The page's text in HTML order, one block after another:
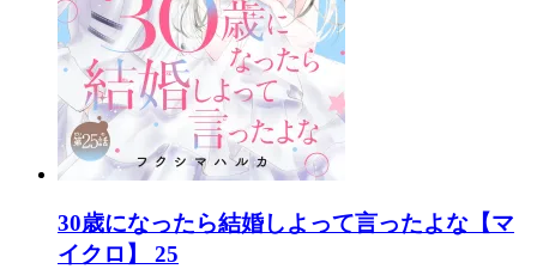
30歳になったら結婚しよって言ったよな【マ
イクロ】 25